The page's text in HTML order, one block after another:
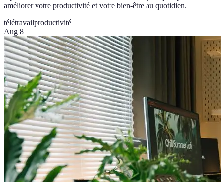
améliorer votre productivité et votre bien-être au quotidien.
télétravailproductivité
Aug 8